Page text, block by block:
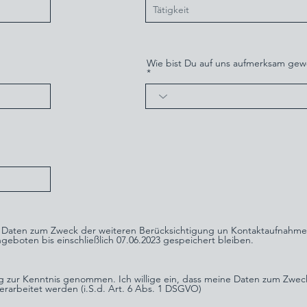
Wie bist Du auf uns aufmerksam
zum Zweck der weiteren Berücksichtigung un Kontaktaufnahme
bis einschließlich 07.06.2023 gespeichert bleiben.
zur Kenntnis genommen. Ich willige ein, dass meine Daten zum
werden (i.S.d. Art. 6 Abs. 1 DSGVO)